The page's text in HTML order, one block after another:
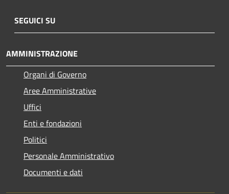
SEGUICI SU
AMMINISTRAZIONE
Organi di Governo
Aree Amministrative
Uffici
Enti e fondazioni
Politici
Personale Amministrativo
Documenti e dati